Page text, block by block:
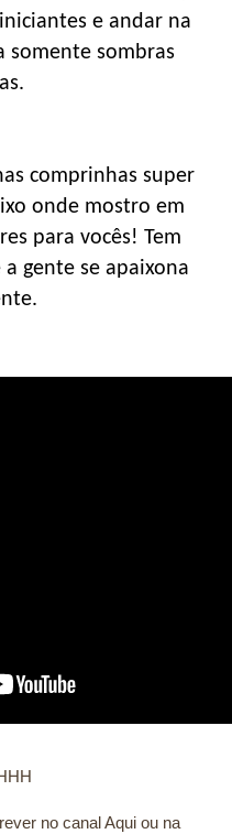
e andar na
somente sombras
comprinhas super
onde mostro em
para vocês! Tem
gente se apaixona
no canal Aqui ou na